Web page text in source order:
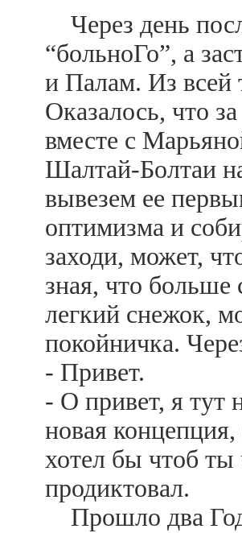
Через день
“больноГо”, а
и Палам. Из всей
Оказалось, что
вместе с
Шалтай-Болтаи
вывезем ее
оптимизма и
заходи, может,
зная, что больше
легкий снежок,
покойничка.
- Привет.
- О привет, я тут
новая
хотел бы чтоб ты
продиктовал.
Прошло два